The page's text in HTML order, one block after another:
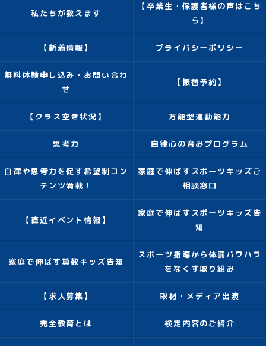
私たちが教えます
【卒業生・保護者様の声はこち
ら】
【新着情報】 プライバシーポリシー
無料体験申し込み・お問い合わ
せ
【振替予約】
【クラス空き状況】 万能型運動能力
思考力 自律心の育みプログラム
自律や思考力を促す希望制コン
テンツ満載！
家庭で伸ばすスポーツキッズご
相談窓口
【直近イベント情報】
家庭で伸ばすスポーツキッズ告
知
家庭で伸ばす算数キッズ告知
スポーツ指導から体罰パワハラ
をなくす取り組み
【求人募集】 取材・メディア出演
完全教育とは 検定内容のご紹介